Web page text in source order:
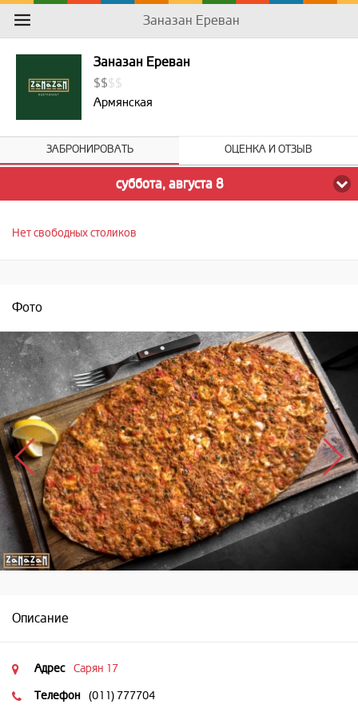
Заназан Ереван
Заназан Ереван
$$$$
Армянская
ЗАБРОНИРОВАТЬ ОЦЕНКА И ОТЗЫВ
суббота, августа 8
Нет свободных столиков
Фото
Описание
Адрес
Сарян 17
Телефон
(011) 777704